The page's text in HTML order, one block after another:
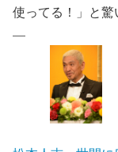
使ってる！」と驚
—